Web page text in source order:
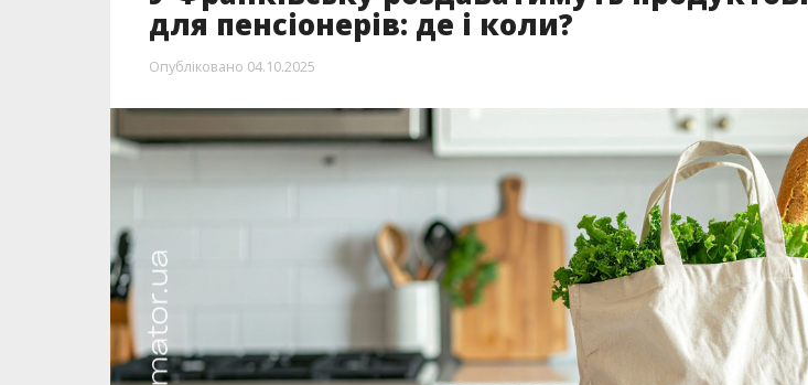
для пенсіонерів: де і коли?
Опубліковано 04.10.2025